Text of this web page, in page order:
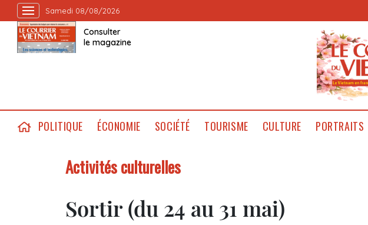
Samedi 08/08/2026
Consulter
le magazine
POLITIQUE ÉCONOMIE SOCIÉTÉ TOURISME CULTURE PORTRAITS
Activités culturelles
Sortir (du 24 au 31 mai)